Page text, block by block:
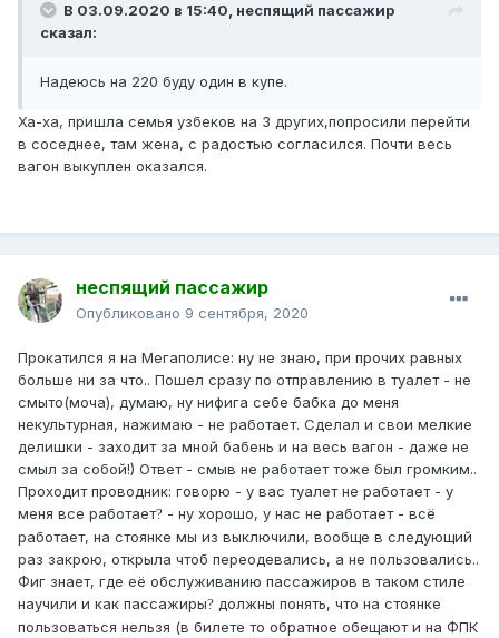
В 03.09.2020 в 15:40, неспящий пассажир
сказал:
Надеюсь на 220 буду один в купе.
Ха-ха, пришла семья узбеков на 3 других,попросили перейти
в соседнее, там жена, с радостью согласился. Почти весь
вагон выкуплен оказался.
неспящий пассажир
Опубликовано 9 сентября, 2020
Прокатился я на Мегаполисе: ну не знаю, при прочих равных
больше ни за что.. Пошел сразу по отправлению в туалет - не
смыто(моча), думаю, ну нифига себе бабка до меня
некультурная, нажимаю - не работает. Сделал и свои мелкие
делишки - заходит за мной бабень и на весь вагон - даже не
смыл за собой!) Ответ - смыв не работает тоже был громким..
Проходит проводник: говорю - у вас туалет не работает - у
меня все работает? - ну хорошо, у нас не работает - всё
работает, на стоянке мы из выключили, вообще в следующий
раз закрою, открыла чтоб переодевались, а не пользовались..
Фиг знает, где её обслуживанию пассажиров в таком стиле
научили и как пассажиры? должны понять, что на стоянке
пользоваться нельзя (в билете то обратное обещают и на ФПК